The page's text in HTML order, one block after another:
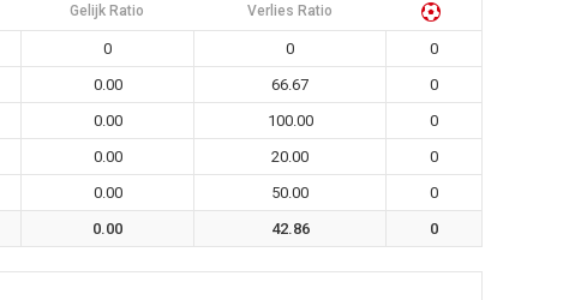
Gelijk Ratio Verlies Ratio
0 0
0
0.00 66.67
0
0.00 100.00
0
0.00 20.00
0
0.00 50.00
0
0.00 42.86 0